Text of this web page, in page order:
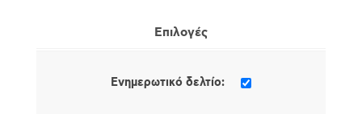
Επιλογές
Ενημερωτικό δελτίο: